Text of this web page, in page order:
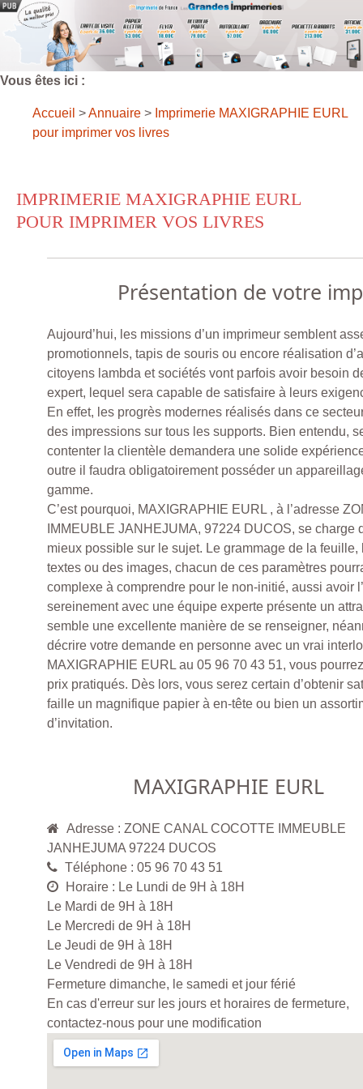
Vous êtes ici :
Accueil >Annuaire > Imprimerie MAXIGRAPHIE EURL
pour imprimer vos livres
IMPRIMERIE MAXIGRAPHIE EURL
POUR IMPRIMER VOS LIVRES
Présentation de votre
Aujourd’hui, les missions d’un imprimeur semblent
promotionnels, tapis de souris ou encore réalisation
citoyens lambda et sociétés vont parfois avoir besoin
expert, lequel sera capable de satisfaire à leurs
En effet, les progrès modernes réalisés dans ce
des impressions sur tous les supports. Bien entendu,
contenter la clientèle demandera une solide
outre il faudra obligatoirement posséder un
gamme.
C’est pourquoi, MAXIGRAPHIE EURL , à l’adresse
IMMEUBLE JANHEJUMA, 97224 DUCOS, se charge
mieux possible sur le sujet. Le grammage de la feuille,
textes ou des images, chacun de ces paramètres
complexe à comprendre pour le non-initié, aussi avoir
sereinement avec une équipe experte présente un
semble une excellente manière de se renseigner,
décrire votre demande en personne avec un vrai
MAXIGRAPHIE EURL au 05 96 70 43 51, vous
prix pratiqués. Dès lors, vous serez certain d’obtenir
faille un magnifique papier à en-tête ou bien un
d’invitation.
MAXIGRAPHIE EURL
Adresse : ZONE CANAL COCOTTE IMMEUBLE
JANHEJUMA 97224 DUCOS
Téléphone : 05 96 70 43 51
Horaire : Le Lundi de 9H à 18H
Le Mardi de 9H à 18H
Le Mercredi de 9H à 18H
Le Jeudi de 9H à 18H
Le Vendredi de 9H à 18H
Fermeture dimanche, le samedi et jour férié
En cas d'erreur sur les jours et horaires de fermeture,
contactez-nous pour une modification